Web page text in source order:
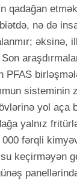
qadağan
nə də
əksinə,
PFAS
sisteminin
yol aça
yalnız
fərqli
keçirməyən